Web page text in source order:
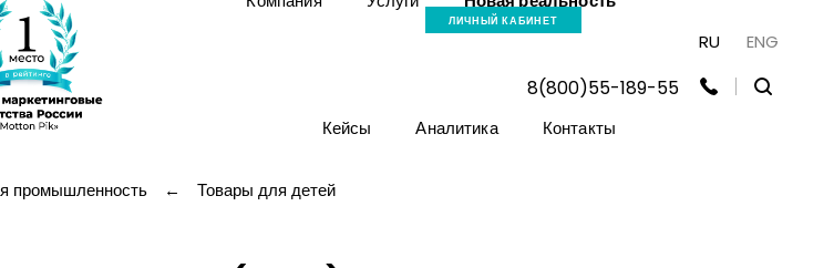
ЛИЧНЫЙ КАБИНЕТ
Кейсы Аналитика Контакты
RU ENG
8(800)55-189-55
промышленность ← Товары для детей